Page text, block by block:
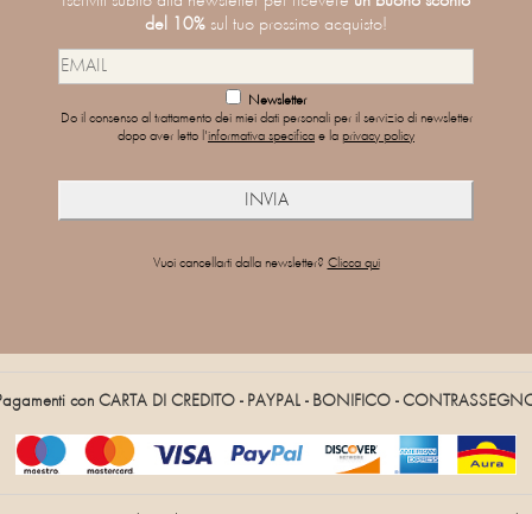
del 10% sul tuo prossimo acquisto!
Newsletter
Do il consenso al trattamento dei miei dati personali per il servizio di newsletter
dopo aver letto l'informativa specifica e la privacy policy
Vuoi cancellarti dalla newsletter? Clicca qui
con CARTA DI CREDITO - PAYPAL - BONIFICO -